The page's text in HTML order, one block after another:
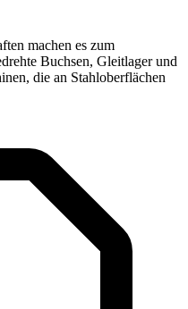
machen es zum
Buchsen, Gleitlager und
die an Stahloberflächen